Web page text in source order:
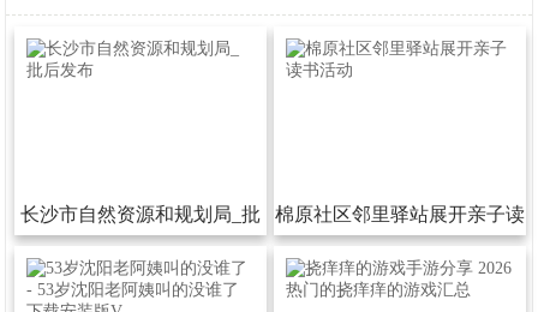
长沙市自然资源和规划局_批
后发布
棉原社区邻里驿站展开亲子读
书活动